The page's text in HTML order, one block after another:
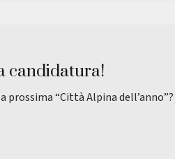
candidatura!
prossima “Città Alpina dell’anno”?